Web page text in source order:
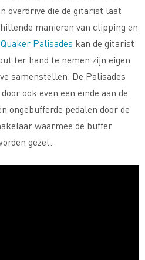
overdrive die de gitarist laat
manieren van clipping en
Palisades kan de gitarist
ter hand te nemen zijn eigen
samenstellen. De Palisades
ook even een einde aan de
ongebufferde pedalen door de
waarmee de buffer
gezet.